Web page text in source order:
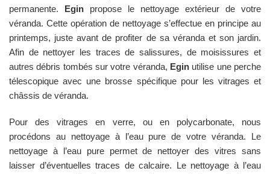
permanente. Egin propose le nettoyage extérieur de votre
véranda. Cette opération de nettoyage s’effectue en principe au
printemps, juste avant de profiter de sa véranda et son jardin.
Afin de nettoyer les traces de salissures, de moisissures et
autres débris tombés sur votre véranda, Egin utilise une perche
télescopique avec une brosse spécifique pour les vitrages et
châssis de véranda.
Pour des vitrages en verre, ou en polycarbonate, nous
procédons au nettoyage à l’eau pure de votre véranda. Le
nettoyage à l’eau pure permet de nettoyer des vitres sans
laisser d’éventuelles traces de calcaire. Le nettoyage à l’eau